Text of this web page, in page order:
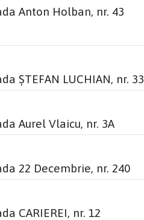
Anton Holban, nr. 43
ȘTEFAN LUCHIAN, nr. 33
Aurel Vlaicu, nr. 3A
22 Decembrie, nr. 240
CARIEREI, nr. 12